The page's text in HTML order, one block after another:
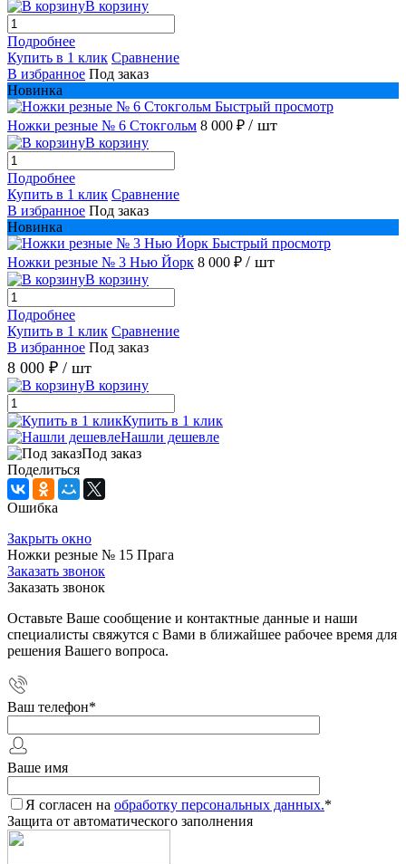
В корзину
Подробнее
Купить в 1 клик Сравнение
В избранное Под заказ
Новинка
Быстрый просмотр
Ножки резные № 6 Стокгольм 8 000 ₽ / шт
В корзину
Подробнее
Купить в 1 клик Сравнение
В избранное Под заказ
Новинка
Быстрый просмотр
Ножки резные № 3 Нью Йорк 8 000 ₽ / шт
В корзину
Подробнее
Купить в 1 клик Сравнение
В избранное Под заказ
8 000 ₽ / шт
В корзину
Купить в 1 клик
Нашли дешевле
Под заказ
Поделиться
Ошибка
Закрыть окно
Ножки резные № 15 Прага
Заказать звонок
Заказать звонок
Оставьте Ваше сообщение и контактные данные и наши
специалисты свяжутся с Вами в ближайшее рабочее время для
решения Вашего вопроса.
Ваш телефон*
Ваше имя
Я согласен на обработку персональных данных.*
Защита от автоматического заполнения